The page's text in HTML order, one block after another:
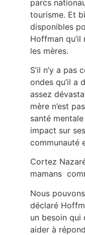
parcs
tourisme. Et
disponibles
Hoffman
les mères.
S’il n’y a
ondes qu’il a
assez
mère n’est
santé
impact sur
communauté
Cortez
mamans
Nous
déclaré
un besoin qui
aider à